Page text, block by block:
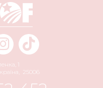
1
25006